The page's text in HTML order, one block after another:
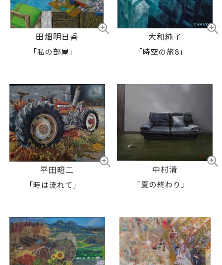
田畑明日香
「私の部屋」
大和純子
「時空の旅8」
平田昭二
「時は流れて」
中村清
「夏の終わり」